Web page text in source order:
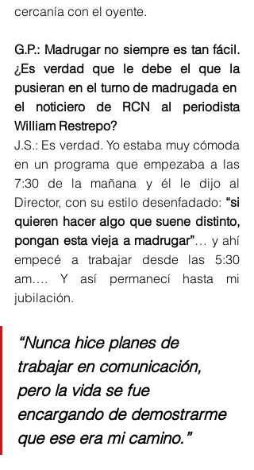
cercanía con el oyente.
¿Es verdad que le debe el que la
pusieran en el turno de madrugada en
el noticiero de RCN al periodista
William Restrepo?
J.S.: Es verdad. Yo estaba muy cómoda
en un programa que empezaba a las
7:30 de la mañana y él le dijo al
Director, con su estilo desenfadado: “si
quieren hacer algo que suene distinto,
pongan esta vieja a madrugar”… y ahí
empecé a trabajar desde las 5:30
am…. Y así permanecí hasta mi
jubilación.
“Nunca hice planes de
trabajar en comunicación,
pero la vida se fue
encargando de demostrarme
que ese era mi camino.”